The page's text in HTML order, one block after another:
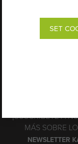
ASSESSORAMENT
FAQ PORTEO
PEDIDOS Y ENVÍO
¡SUSCRÍBETE A
MÁS SOBRE
NEWSLETTER
SET